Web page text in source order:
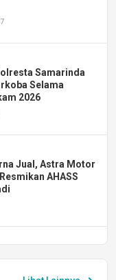
Samarinda
Selama
2026
Jual, Astra Motor
AHASS